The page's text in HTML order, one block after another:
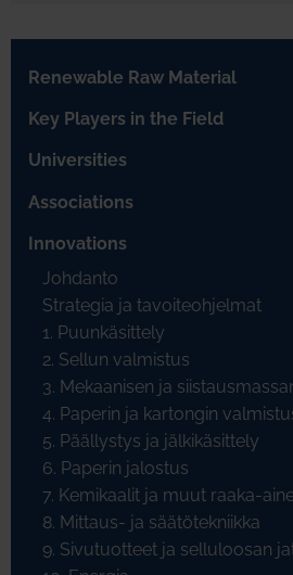
Renewable Raw Material
Key Players in the Field
Universities
Associations
Innovations
Johdanto
Strategia ja tavoiteohjelmat
1. Puunkäsittely
2. Sellun valmistus
3. Mekaanisen ja
4. Paperin ja kartongin
5. Päällystys ja jälkikäsittely
6. Paperin jalostus
7. Kemikaalit ja muut raaka-
8. Mittaus- ja säätötekniikka
9. Sivutuotteet ja selluloosan